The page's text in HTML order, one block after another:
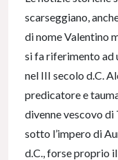
scarseggiano,
di nome Valentino
si fa riferimento ad
nel III secolo d.C.
predicatore e
divenne vescovo di
sotto l’impero di
d.C., forse proprio